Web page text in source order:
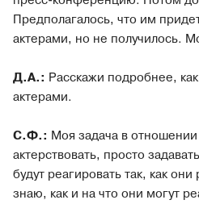
Предполагалось, что им
актерами, но не получилось.
Д.А.: Расскажи подробнее,
актерами.
С.Ф.: Моя задача в
актерствовать, просто
будут реагировать так, как
знаю, как и на что они могут